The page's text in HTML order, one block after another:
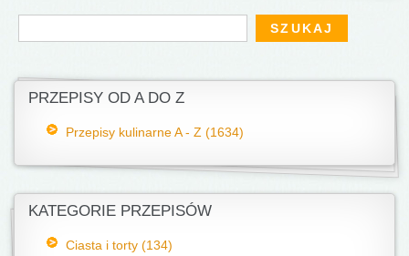
Formularz wyszukiwania
Szukaj
PRZEPISY OD A DO Z
Przepisy kulinarne A - Z (1634)
KATEGORIE PRZEPISÓW
Ciasta i torty (134)